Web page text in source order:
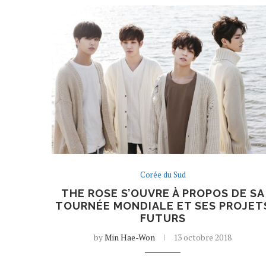
Corée du Sud
THE ROSE S’OUVRE À PROPOS DE SA
TOURNÉE MONDIALE ET SES
FUTURS
byMin Hae-Won 13 octobre 2018